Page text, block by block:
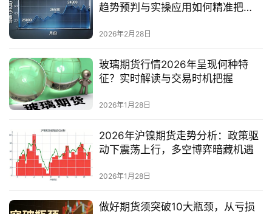
趋势预判与实操应用如何精准把
2026年2月28日
玻璃期货行情2026年呈现何种特
征？实时解读与交易时机把握
2026年1月28日
2026年沪镍期货走势分析：政策驱
动下震荡上行，多空博弈暗藏机遇
2026年1月28日
做好期货须突破10大瓶颈，从亏损